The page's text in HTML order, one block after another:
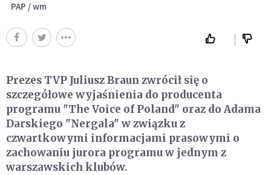
PAP / wm
Prezes TVP Juliusz Braun zwrócił się o
szczegółowe wyjaśnienia do producenta
programu "The Voice of Poland" oraz do Adama
Darskiego "Nergala" w związku z
czwartkowymi informacjami prasowymi o
zachowaniu jurora programu w jednym z
warszawskich klubów.